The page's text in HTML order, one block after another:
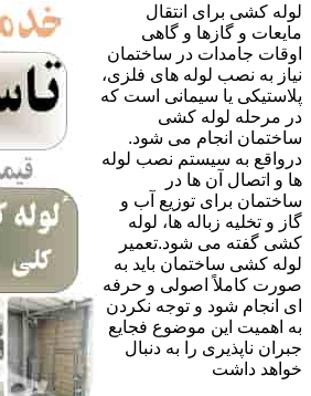
لوله کشی برای انتقال
مایعات و گازها و گاهی
اوقات جامدات در ساختمان
نیاز به نصب لوله های فلزی،
پلاستیکی یا سیمانی است که
در مرحله لوله کشی
ساختمان انجام می شود.
درواقع به سیستم نصب لوله
ها و اتصال آن ها در
ساختمان برای توزیع آب و
گاز و تخلیه زباله ها، لوله
کشی گفته می شود.تعمیر
لوله کشی ساختمان باید به
صورت کاملاً اصولی و حرفه
ای انجام شود و توجه نکردن
به اهمیت این موضوع فجایع
جبران ناپذیری را به دنبال
خواهد داشت